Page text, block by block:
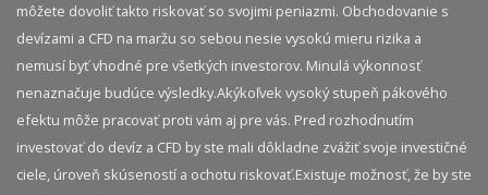
môžete dovoliť takto riskovať so svojimi peniazmi. Obchodovanie s
devízami a CFD na maržu so sebou nesie vysokú mieru rizika a
nemusí byť vhodné pre všetkých investorov. Minulá výkonnosť
nenaznačuje budúce výsledky.​ Akýkoľvek vysoký stupeň pákového
efektu môže pracovať proti vám aj pre vás. Pred rozhodnutím
investovať do devíz a CFD by ste mali dôkladne zvážiť svoje investičné
ciele, úroveň skúseností a ochotu riskovať.​ Existuje možnosť, že by ste